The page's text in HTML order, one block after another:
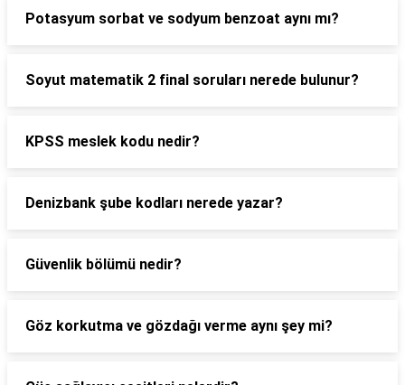
Potasyum sorbat ve sodyum benzoat aynı mı?
Soyut matematik 2 final soruları nerede bulunur?
KPSS meslek kodu nedir?
Denizbank şube kodları nerede yazar?
Güvenlik bölümü nedir?
Göz korkutma ve gözdağı verme aynı şey mi?